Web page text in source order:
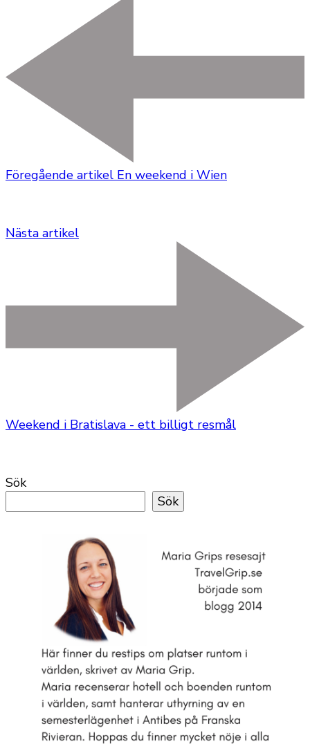
Föregående artikel En weekend i Wien
Nästa artikel
Weekend i Bratislava - ett billigt resmål
Sök
Sök